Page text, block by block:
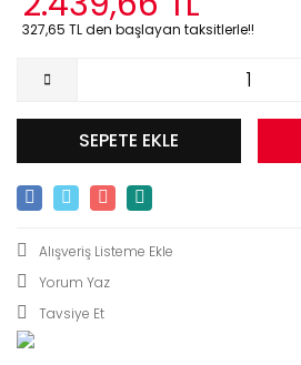
327,65 TL den başlayan taksitlerle!!
SEPETE EKLE
Yorum Yaz
Tavsiye Et